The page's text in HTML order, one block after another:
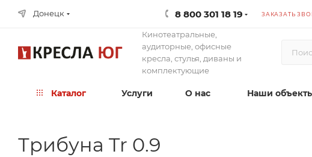
Донецк 8 800 301 18 19 ЗАКАЗАТЬ
Кинотеатральные,
аудиторные, офисные
кресла, стулья, диваны и
комплектующие
Каталог Услуги О нас Наши
Трибуна Tr 0.9